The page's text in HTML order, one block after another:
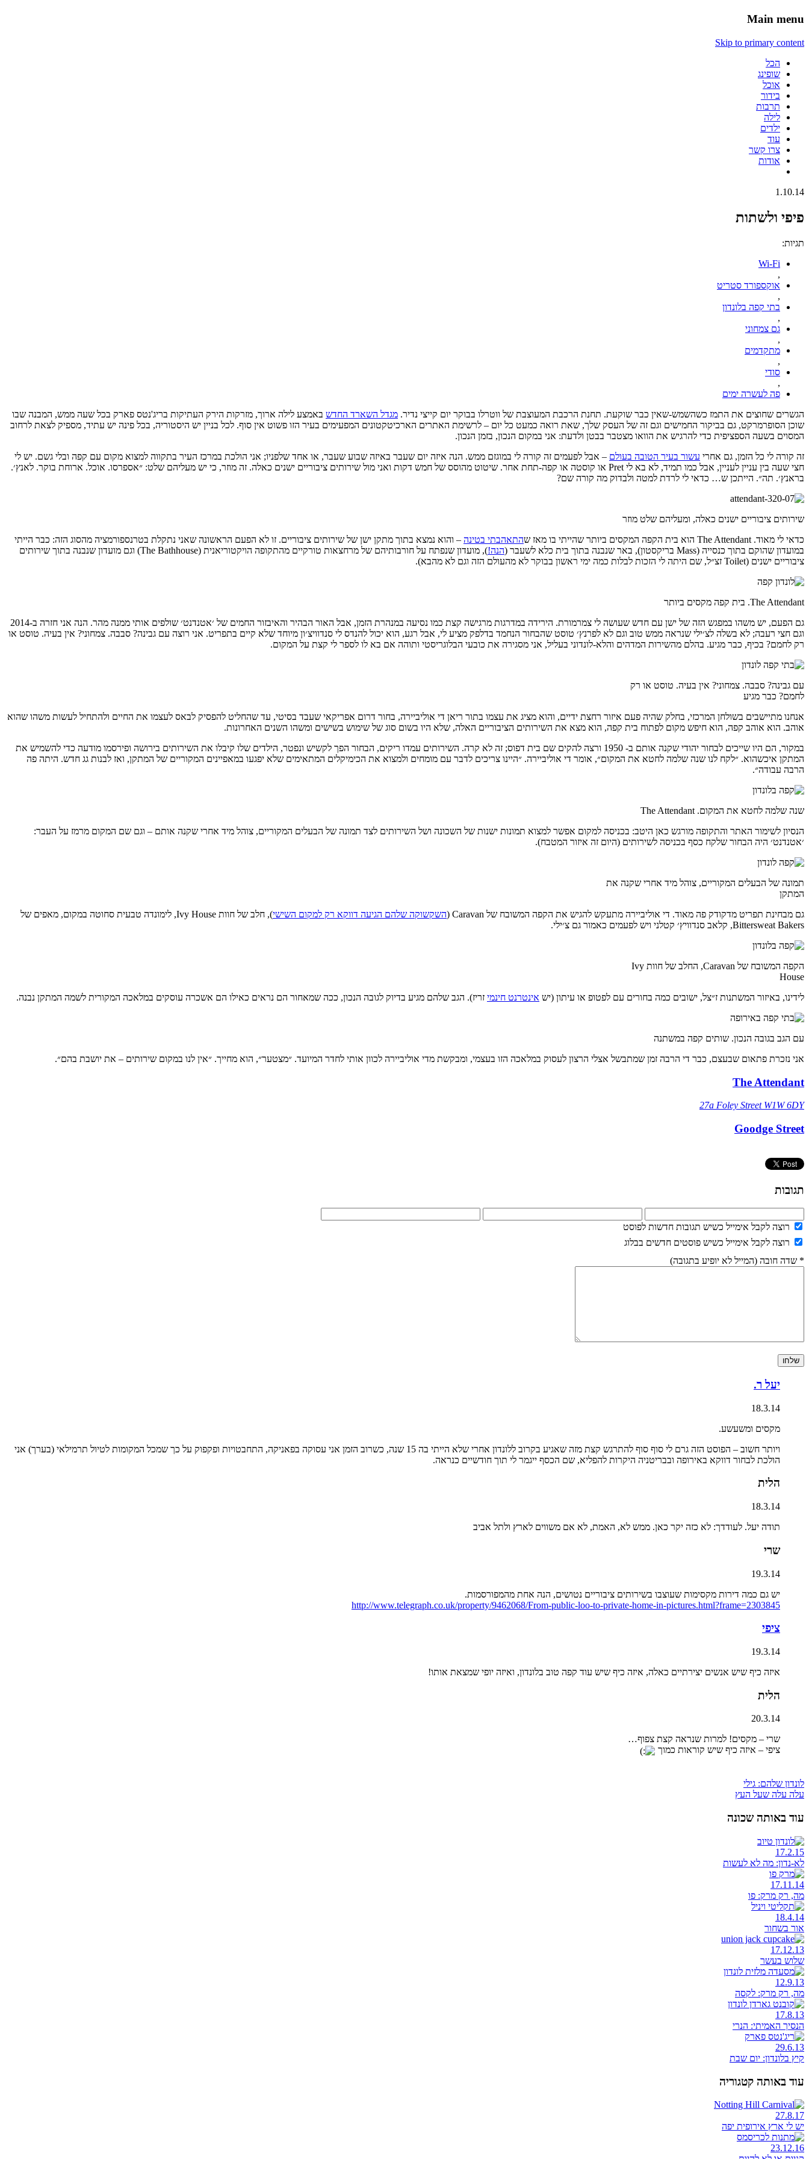
Main menu
Skip to primary content
הכל
שופינג
אוכל
בידור
תרבות
לילה
ילדים
עוד
צרו קשר
אודות
1.10.14
פיפי ולשתות
תגיות:
Wi-Fi
,
אוקספורד סטריט
,
בתי קפה בלונדון
,
גם צמחוני
,
מתקדמים
,
סודי
,
פה לעשרה ימים
הגשרים שחוצים את התמז כשהשמש-שאין כבר שוקעת. תחנת הרכבת המעוצבת של ווטרלו בבוקר יום קייצי נדיר. מגדל השארד החדש באמצע לילה ארוך, מזרקות הירק העתיקות בריג'נטס פארק בכל שעה ממש, המבנה שבו
שוכן הסופרמרקט, גם בביקור החמישים וגם זה של העסק שלך, שאת רואה כמעט כל יום – לרשימת האתרים הארכיטקטונים המפעימים בעיר הזו פשוט אין סוף. לכל בניין יש היסטוריה, בכל פינה יש עתיד, מספיק לצאת לרחוב
המסוים בשעה הספציפית כדי להרגיש את הוואו מצטבר בבטן ולדעת: אני במקום הנכון, בזמן הנכון.
זה קורה לי כל הזמן, גם אחרי עשור בעיר הטובה בעולם – אבל לפעמים זה קורה לי במוגזם ממש. הנה איזה יום שעבר באיזה שבוע שעבר, או אחד שלפניו; אני הולכת במרכז העיר בתקווה למצוא מקום עם קפה ובלי גשם. יש לי
חצי שעה בין עניין לעניין, אבל כמו תמיד, לא בא לי Pret או קוסטה או קפה-תחת אחר. שיטוט מהוסס של חמש דקות ואני מול שירותים ציבוריים ישנים כאלה. זה מוזר, כי יש מעליהם שלט: ״אספרסו. אוכל. ארוחת בוקר. לאנץ׳.
בראנץ׳. תה״. הייתכן ש… כדאי לי לרדת למטה ולבדוק מה קורה שם?
שירותים ציבוריים ישנים כאלה, ומעליהם שלט מוזר
כדאי לי מאוד. The Attendant הוא בית הקפה המקסים ביותר שהייתי בו מאז ש
התאהבתי בטינה – והוא נמצא בתוך מתקן ישן של שירותים ציבוריים. זו לא הפעם הראשונה שאני נתקלת בטרנספורמציה מהסוג הזה: כבר הייתי
במועדון שהוקם בתוך כנסייה (Mass בריקסטון), באר שנבנה בתוך בית כלא לשעבר (
הנה!
), מועדון שנפתח על חורבותיהם של מרחצאות טורקיים מהתקופה הויקטוריאנית (The Bathhouse) וגם מועדון שנבנה בתוך שירותים
ציבוריים ישנים (Toilet זצ״ל, שם היתה לי הזכות לבלות כמה ימי ראשון בבוקר לא מהעולם הזה וגם לא מהבא).
The Attendant. בית קפה מקסים ביותר
גם הפעם, יש משהו במפגש הזה של ישן עם חדש שעושה לי צמרמורת. הירידה במדרגות מרגישה קצת כמו נסיעה במנהרת הזמן, אבל האור הבהיר והאיבזור החמים של ׳אטנדנט׳ שולפים אותי ממנה מהר. הנה אני חזרה ב-2014
וגם חצי רעבה; לא בשלה לצ׳ילי שנראה ממש טוב וגם לא לפרנץ׳ טוסט שהבחור הנחמד בדלפק מציע לי, אבל רגע, הוא יכול להנדס לי סנדוויצ׳ון מיוחד שלא קיים בתפריט. אני רוצה עם גבינה? סבבה. צמחוני? אין בעיה. טוסט או
רק לחמם? בכיף, כבר מגיע. בהלם מהשירות המדהים והלא-לונדוני בעליל, אני מסגירה את כובעי הבלוגריסטי ותוהה אם בא לו לספר לי קצת על המקום.
עם גבינה? סבבה. צמחוני? אין בעיה. טוסט או רק
לחמם? כבר מגיע
אנחנו מתיישבים בשולחן המרכזי, בחלק שהיה פעם איזור רחצת ידיים, והוא מציג את עצמו בתור ריאן די אוליביירה, בחור דרום אפריקאי שעבד בסיטי, עד שהחליט להפסיק לבאס לעצמו את החיים ולהתחיל לעשות משהו שהוא
אוהב. הוא אוהב קפה, הוא חיפש מקום לפתוח בית קפה, הוא מצא את השירותים הציבוריים האלה, שלא היו בשום סוג של שימוש בשישים ומשהו השנים האחרונות.
במקור, הם היו שייכים לבחור יהודי שקנה אותם ב- 1950 ורצה להקים שם בית דפוס; זה לא קרה. השירותים עמדו ריקים, הבחור הפך לקשיש ונפטר, הילדים שלו קיבלו את השירותים בירושה ופירסמו מודעה כדי להשמיש את
המתקן איכשהוא. ״לקח לנו שנה שלמה לחטא את המקום״, אומר די אוליביירה. ״היינו צריכים לדבר עם מומחים ולמצוא את הכימיקלים המתאימים שלא יפגעו במאפיינים המקוריים של המתקן, ואז לבנות גג חדש. היתה פה
הרבה עבודה״.
שנה שלמה לחטא את המקום. The Attendant
הנסיון לשימור האתר והתקופה מורגש כאן היטב: בכניסה למקום אפשר למצוא תמונות ישנות של השכונה ושל השירותים לצד תמונה של הבעלים המקוריים, צוהל מיד אחרי שקנה אותם – וגם שם המקום מרמז על העבר:
׳אטנדנט׳ היה הבחור שלקח כסף בכניסה לשירותים (היום זה איזור המטבח).
תמונה של הבעלים המקוריים, צוהל מיד אחרי שקנה את
המתקן
גם מבחינת תפריט מדקודק פה מאוד. די אוליביירה מתעקש להגיש את הקפה המשובח של Caravan (
השקשוקה שלהם הגיעה דווקא רק למקום השישי
), חלב של חוות Ivy House, לימונדה טבעית סחוטה במקום, מאפים של
Bittersweat Bakers, קלאב סנדוויץ׳ קטלני ויש לפעמים כאמור גם צ׳ילי.
הקפה המשובח של Caravan, החלב של חוות Ivy
House
לידינו, באיזור המשתנות ז״צל, ישובים כמה בחורים עם לפטופ או עיתון (יש אינטרנט חינמי זריז). הגב שלהם מגיע בדיוק לגובה הנכון, ככה שמאחור הם נראים כאילו הם אשכרה עוסקים במלאכה המקורית לשמה המתקן נבנה.
עם הגב בגובה הנכון. שותים קפה במשתנה
אני נזכרת פתאום שבעצם, כבר די הרבה זמן שמתבשל אצלי הרצון לעסוק במלאכה הזו בעצמי, ומבקשת מדי אוליביירה לכוון אותי לחדר המיועד. ״מצטער״, הוא מחייך. ״אין לנו במקום שירותים – את יושבת בהם״.
The Attendant
27a Foley Street W1W 6DY
Goodge Street
תגובות
רוצה לקבל אימייל כשיש תגובות חדשות לפוסט
רוצה לקבל אימייל כשיש פוסטים חדשים בבלוג
* שדה חובה (המייל לא יופיע בתגובה)
יעל ר.
18.3.14
מקסים ומשעשע.
ויותר חשוב – הפוסט הזה גרם לי סוף סוף להתרגש קצת מזה שאגיע בקרוב ללונדון אחרי שלא הייתי בה 15 שנה, כשרוב הזמן אני עסוקה בפאניקה, התחבטויות ופקפוק על כך שמכל המקומות לטיול תרמילאי (בערך) אני
הולכת לבחור דווקא באירופה ובבריטניה היקרות להפליא, שם הכסף ייגמר לי תוך חודשיים כנראה.
הלית
18.3.14
תודה יעל. לעודדך: לא כזה יקר כאן. ממש לא, האמת, לא אם משווים לארץ ולתל אביב
שרי
19.3.14
יש גם כמה דירות מקסימות שעוצבו בשירותים ציבוריים נטושים, הנה אחת מהמפורסמות.
http://www.telegraph.co.uk/property/9462068/From-public-loo-to-private-home-in-pictures.html?frame=2303845
ציפי
19.3.14
איזה כיף שיש אנשים יצירתיים כאלה, איזה כיף שיש עוד קפה טוב בלונדון, ואיזה יופי שמצאת אותו!
הלית
20.3.14
שרי – מקסים! למרות שנראה קצת צפוף…
ציפי – איזה כיף שיש קוראות כמוך
לונדון שלהם: גילי
עלה עלה שעל העץ
עוד באותה שכונה
17.2.15
לא-נדון: מה לא לעשות
17.11.14
מה, רק מרק: פו
18.4.14
אור בשחור
17.12.13
שלוש בעשר
12.9.13
מה, רק מרק: לקסה
17.8.13
הנסיך האמיתי: הנרי
29.6.13
קיץ בלונדון: יום שבת
עוד באותה קטגוריה
27.8.17
יש לי ארץ אירופית יפה
23.12.16